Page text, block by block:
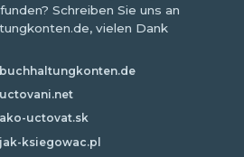
Schreiben Sie uns an
vielen Dank
uctovat.sk
ksiegowac.pl